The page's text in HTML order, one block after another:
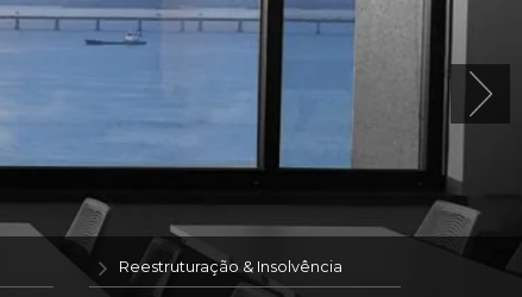
Reestruturação & Insolvência